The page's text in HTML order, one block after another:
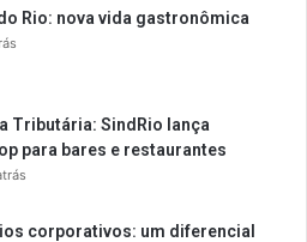
Rio: nova vida gastronômica
Tributária: SindRio lança
para bares e restaurantes
corporativos: um diferencial